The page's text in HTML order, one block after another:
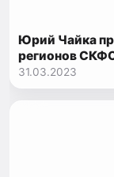
Юрий Чайка
регионов
законных
31.03.2023